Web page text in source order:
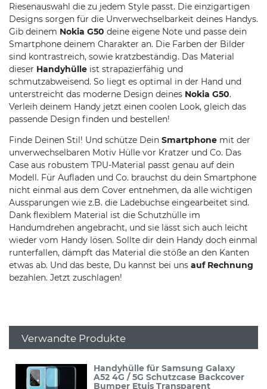
Riesenauswahl die zu jedem Style passt. Die einzigartigen
Designs sorgen für die Unverwechselbarkeit deines Handys.
Gib deinem Nokia G50 deine eigene Note und passe dein
Smartphone deinem Charakter an. Die Farben der Bilder
sind kontrastreich, sowie kratzbeständig. Das Material
dieser Handyhülle ist strapazierfähig und
schmutzabweisend. So liegt es optimal in der Hand und
unterstreicht das moderne Design deines Nokia G50.
Verleih deinem Handy jetzt einen coolen Look, gleich das
passende Design finden und bestellen!
Finde Deinen Stil! Und schütze Dein Smartphone mit der
unverwechselbaren Motiv Hülle vor Kratzer und Co. Das
Case aus robustem TPU-Material passt genau auf dein
Modell. Für Aufladen und Co. brauchst du dein Smartphone
nicht einmal aus dem Cover entnehmen, da alle wichtigen
Aussparungen wie z.B. die Ladebuchse eingearbeitet sind.
Dank flexiblem Material ist die Schutzhülle im
Handumdrehen angebracht, und sie lässt sich auch leicht
wieder vom Handy lösen. Sollte dir dein Handy doch einmal
runterfallen, dämpft das Material die stöße an den Kanten
etwas ab. Und das beste, Du kannst bei uns auf Rechnung
bezahlen. Jetzt zuschlagen!
Verwandte Produkte
Handyhülle für Samsung Galaxy
A52 4G / 5G Schutzcase Backcover
Bumper Etuis Transparent